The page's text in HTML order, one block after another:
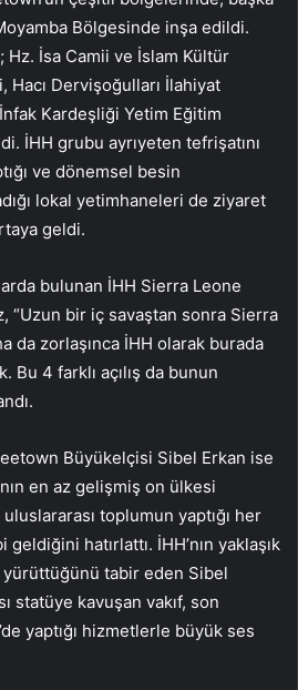
Bölgesinde inşa edildi.
Hz. İsa Camii ve İslam Kültür
Hacı Dervişoğulları İlahiyat
Kardeşliği Yetim Eğitim
İHH grubu ayrıyeten tefrişatını
ve dönemsel besin
lokal yetimhaneleri de ziyaret
geldi.
bulunan İHH Sierra Leone
“Uzun bir iç savaştan sonra Sierra
da zorlaşınca İHH olarak burada
Bu 4 farklı açılış da bunun
Büyükelçisi Sibel Erkan ise
en az gelişmiş on ülkesi
uluslararası toplumun yaptığı her
hatırlattı. İHH’nın yaklaşık
yürüttüğünü tabir eden Sibel
statüye kavuşan vakıf, son
yaptığı hizmetlerle büyük ses